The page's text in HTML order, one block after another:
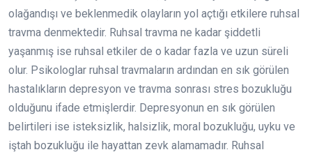
olağandışı ve beklenmedik olayların yol açtığı etkilere ruhsal
travma denmektedir. Ruhsal travma ne kadar şiddetli
yaşanmış ise ruhsal etkiler de o kadar fazla ve uzun süreli
olur. Psikologlar ruhsal travmaların ardından en sık görülen
hastalıkların depresyon ve travma sonrası stres bozukluğu
olduğunu ifade etmişlerdir. Depresyonun en sık görülen
belirtileri ise isteksizlik, halsizlik, moral bozukluğu, uyku ve
iştah bozukluğu ile hayattan zevk alamamadır. Ruhsal